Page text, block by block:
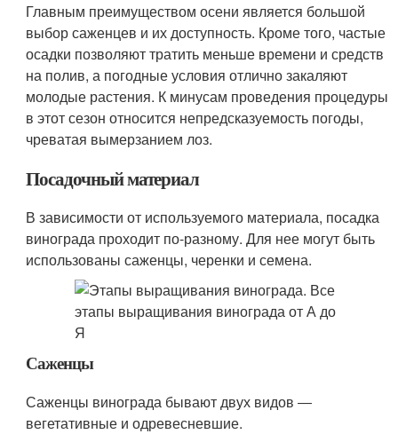
Главным преимуществом осени является большой
выбор саженцев и их доступность. Кроме того, частые
осадки позволяют тратить меньше времени и средств
на полив, а погодные условия отлично закаляют
молодые растения. К минусам проведения процедуры
в этот сезон относится непредсказуемость погоды,
чреватая вымерзанием лоз.
Посадочный материал
В зависимости от используемого материала, посадка
винограда проходит по-разному. Для нее могут быть
использованы саженцы, черенки и семена.
Саженцы
Саженцы винограда бывают двух видов ―
вегетативные и одревесневшие.